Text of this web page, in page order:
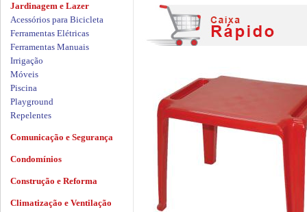
Jardinagem e Lazer
Acessórios para Bicicleta
Ferramentas Elétricas
Ferramentas Manuais
Irrigação
Móveis
Piscina
Playground
Repelentes
Comunicação e Segurança
Condomínios
Construção e Reforma
Climatização e Ventilação